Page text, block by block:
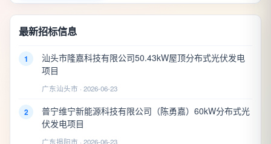
最新招标信息
1
汕头市隆嘉科技有限公司50.43kW屋顶分布式光伏发电
项目
广东汕头市 · 2026-06-23
2
普宁维宁新能源科技有限公司（陈勇嘉）60kW分布式光
伏发电项目
广东揭阳市 · 2026-06-23